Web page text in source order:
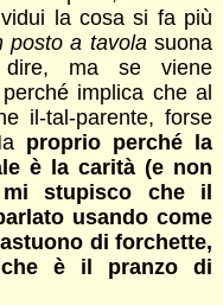
la cosa si fa più
posto a tavola suona
dire, ma se viene
implica che al
il-tal-parente, forse
proprio perché la
è la carità (e non
mi stupisco che il
usando come
di forchette,
che è il pranzo di